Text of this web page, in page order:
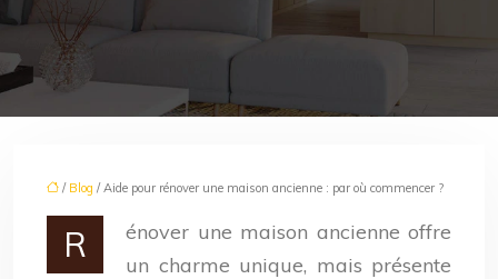
/ Blog / Aide pour rénover une maison ancienne : par où commencer ?
R
énover une maison ancienne offre
un charme unique, mais présente